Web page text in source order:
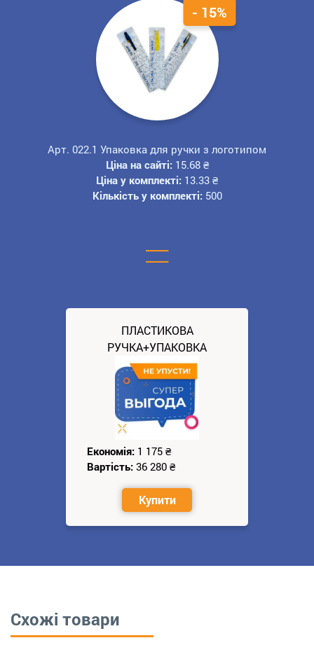
- 15%
Арт. 022.1 Упаковка для ручки з логотипом
Ціна на сайті: 15.68 ₴
Ціна у комплекті: 13.33 ₴
Кількість у комплекті: 500
=
ПЛАСТИКОВА
РУЧКА+УПАКОВКА
Економія: 1 175 ₴
Вартість: 36 280 ₴
Купити
Схожі товари